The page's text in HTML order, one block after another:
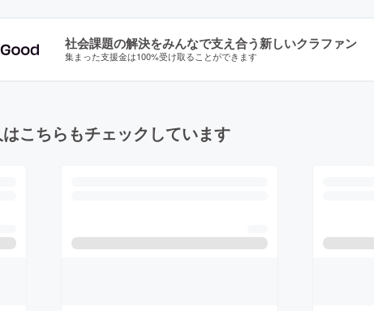
社会課題の解決をみんなで支え合う新しいクラファン
集まった支援金は100%受け取ることができます
こちらもチェックしています